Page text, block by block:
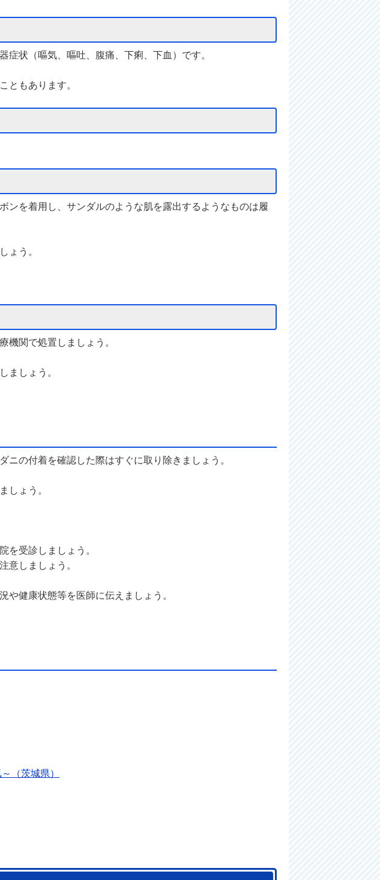
症状（嘔気、嘔吐、腹痛、下痢、下血）です。
ともあります。
ンを着用し、サンダルのような肌を露出するようなものは履
ょう。
機関で処置しましょう。
ましょう。
ニの付着を確認した際はすぐに取り除きましょう。
しょう。
を受診しましょう。
意しましょう。
や健康状態等を医師に伝えましょう。
（茨城県）